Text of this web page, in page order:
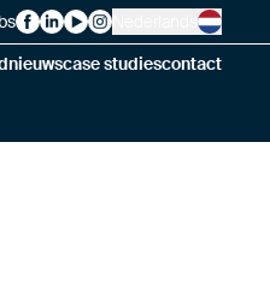
nieuwscase studiescontact
Alsico on Facebook
Alsico on LinkedIn
Alsico on YouTube
Alsico on Instagram